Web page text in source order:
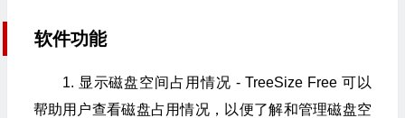
软件功能
1. 显示磁盘空间占用情况 - TreeSize Free 可以
帮助用户查看磁盘占用情况，以便了解和管理磁盘空